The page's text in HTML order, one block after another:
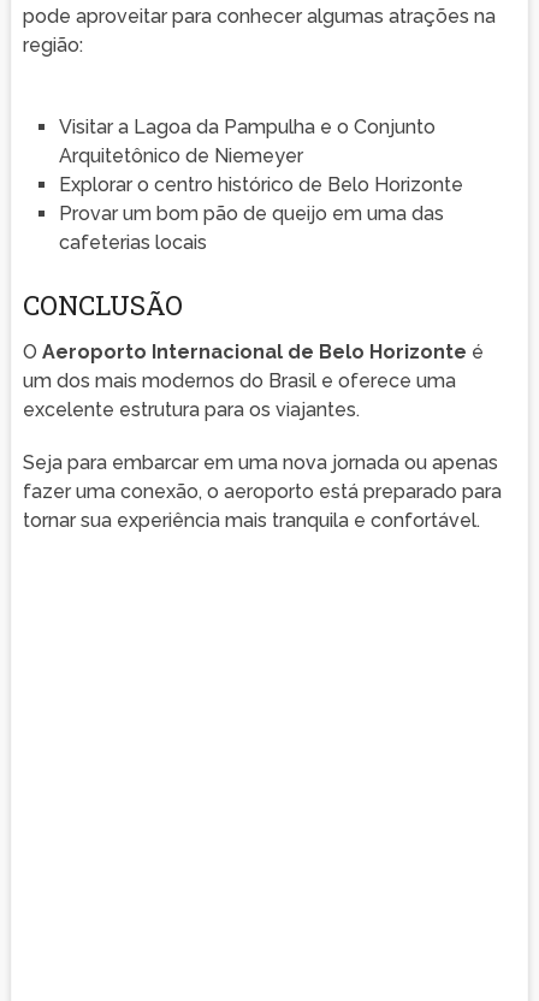
pode aproveitar para conhecer algumas atrações na
região:
Visitar a Lagoa da Pampulha e o Conjunto
Arquitetônico de Niemeyer
Explorar o centro histórico de Belo Horizonte
Provar um bom pão de queijo em uma das
cafeterias locais
CONCLUSÃO
O Aeroporto Internacional de Belo Horizonte é
um dos mais modernos do Brasil e oferece uma
excelente estrutura para os viajantes.
Seja para embarcar em uma nova jornada ou apenas
fazer uma conexão, o aeroporto está preparado para
tornar sua experiência mais tranquila e confortável.